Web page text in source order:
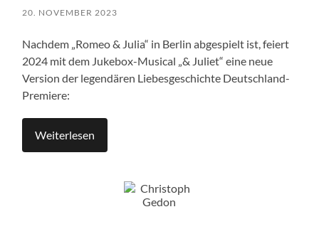
20. NOVEMBER 2023
Nachdem „Romeo & Julia“ in Berlin abgespielt ist, feiert
2024 mit dem Jukebox-Musical „& Juliet“ eine neue
Version der legendären Liebesgeschichte Deutschland-
Premiere:
Weiterlesen